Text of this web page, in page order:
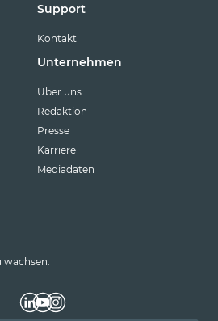
Support
Kontakt
Unternehmen
Über uns
Redaktion
Presse
Karriere
Mediadaten
wachsen.